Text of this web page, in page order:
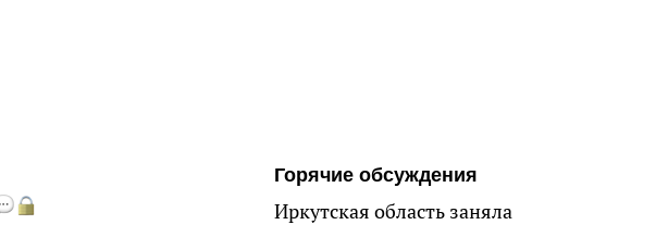
Горячие обсуждения
Иркутская область заняла